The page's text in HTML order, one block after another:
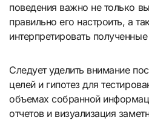
поведения важно не только
правильно его настроить, а
интерпретировать
Следует уделить внимание
целей и гипотез для
объемах собранной
отчетов и визуализация